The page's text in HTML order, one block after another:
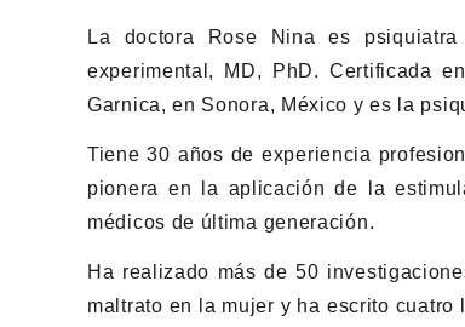
La doctora Rose Nina es
experimental, MD, PhD. Certificada
Garnica, en Sonora, México y es la
Tiene 30 años de experiencia
pionera en la aplicación de la
médicos de última generación.
Ha realizado más de 50
maltrato en la mujer y ha escrito